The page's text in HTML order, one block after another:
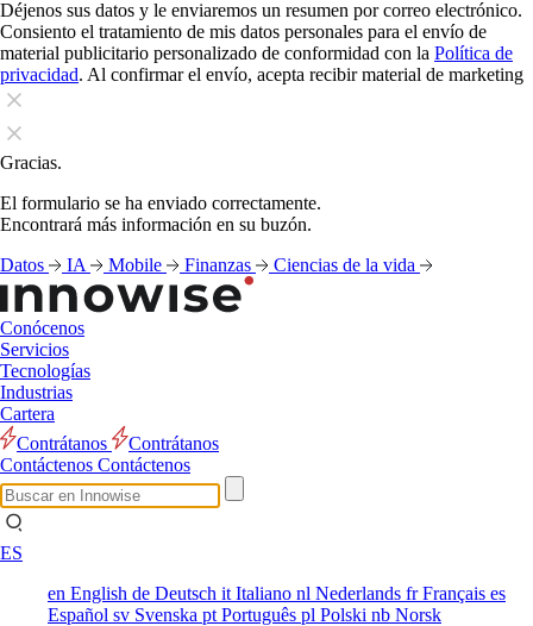
Déjenos sus datos y le enviaremos un resumen por correo electrónico.
Consiento el tratamiento de mis datos personales para el envío de
material publicitario personalizado de conformidad con la Política de
privacidad. Al confirmar el envío, acepta recibir material de marketing
Gracias.
El formulario se ha enviado correctamente.
Encontrará más información en su buzón.
Datos
IA Mobile Finanzas Ciencias de la vida
Conócenos
Servicios
Tecnologías
Industrias
Cartera
Contrátanos
Contrátanos
Contáctenos Contáctenos
ES
en English de Deutsch it Italiano nl Nederlands frFrançais es
Español sv Svenska pt Português pl Polski nb Norsk